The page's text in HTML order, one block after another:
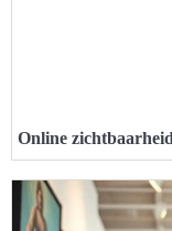
Online